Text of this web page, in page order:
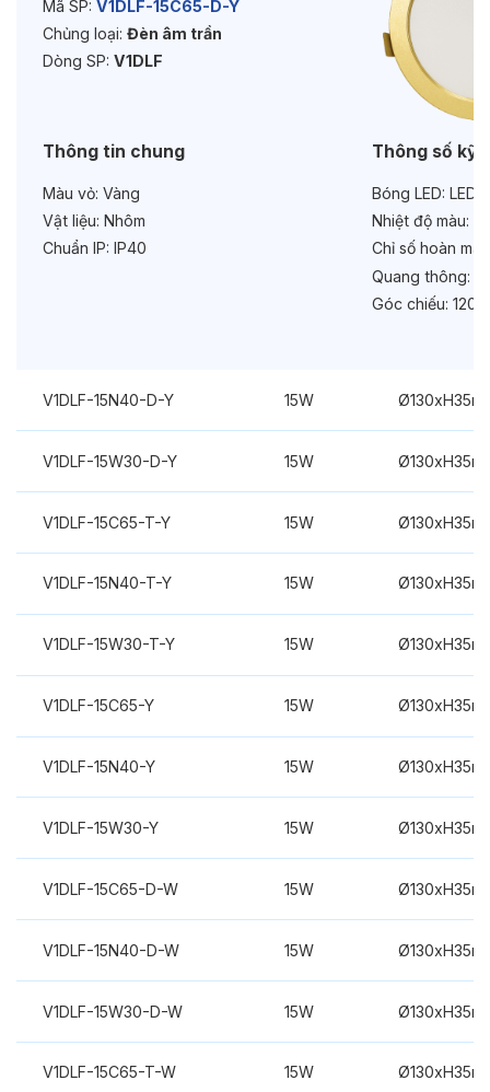
Tuổi thọ:>30000h
Bảo hành:2 năm
Mã SP: V1DLF-15C65-D-Y
Chủng loại: Đèn âm trần
Dòng SP: V1DLF
Thông tin chung
Màu vỏ: Vàng
Vật liệu: Nhôm
Chuẩn IP: IP40
Thông số kỹ
Bóng LED:
Nhiệt độ màu:
Chỉ số hoàn
Quang thông:
Góc chiếu: 120°
V1DLF-15N40-D-Y 15W
V1DLF-15W30-D-Y 15W
V1DLF-15C65-T-Y 15W
V1DLF-15N40-T-Y 15W
V1DLF-15W30-T-Y 15W
V1DLF-15C65-Y 15W
V1DLF-15N40-Y 15W
V1DLF-15W30-Y 15W
V1DLF-15C65-D-W 15W
V1DLF-15N40-D-W 15W
V1DLF-15W30-D-W 15W
V1DLF-15C65-T-W 15W